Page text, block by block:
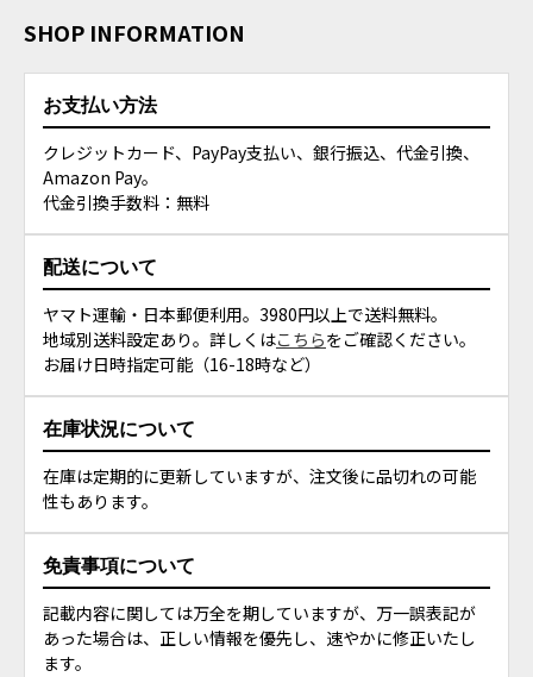
SHOP INFORMATION
お支払い方法
クレジットカード、PayPay支払い、銀行振込、代金引換、
Amazon Pay。
代金引換手数料：無料
配送について
ヤマト運輸・日本郵便利用。3980円以上で送料無料。
地域別送料設定あり。詳しくはこちらをご確認ください。
お届け日時指定可能（16-18時など）
在庫状況について
在庫は定期的に更新していますが、注文後に品切れの可能
性もあります。
免責事項について
記載内容に関しては万全を期していますが、万一誤表記が
あった場合は、正しい情報を優先し、速やかに修正いたし
ます。